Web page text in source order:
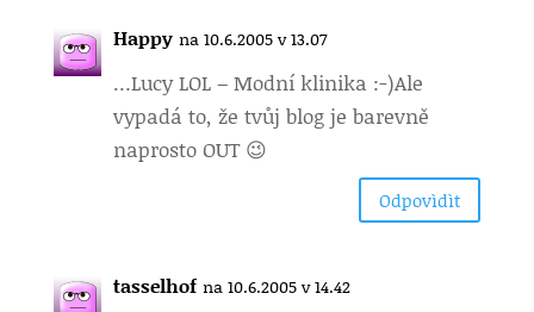
Happy na 10.6.2005 v 13.07
…Lucy LOL – Modní klinika :-)Ale
vypadá to, že tvůj blog je barevně
naprosto OUT 😉
Odpovìdìt
tasselhof na 10.6.2005 v 14.42